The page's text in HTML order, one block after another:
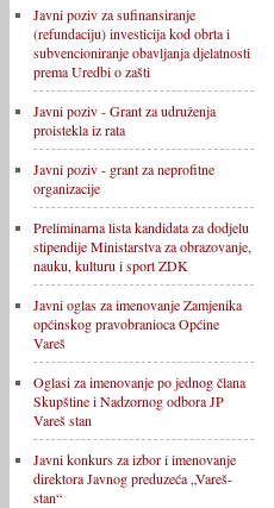
Javni poziv za sufinansiranje
(refundaciju) investicija kod obrta i
subvencioniranje obavljanja djelatnosti
prema Uredbi o zašti
Javni poziv - Grant za udruženja
proistekla iz rata
Javni poziv - grant za neprofitne
organizacije
Preliminarna lista kandidata za dodjelu
stipendije Ministarstva za obrazovanje,
nauku, kulturu i sport ZDK
Javni oglas za imenovanje Zamjenika
općinskog pravobranioca Općine
Vareš
Oglasi za imenovanje po jednog člana
Skupštine i Nadzornog odbora JP
Vareš stan
Javni konkurs za izbor i imenovanje
direktora Javnog preduzeća „Vareš-
stan“